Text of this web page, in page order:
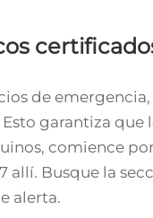
de
garantiza
comience
allí. Busque la
alerta.